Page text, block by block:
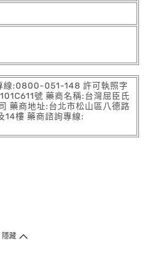
線:0800-051-148 許可執照字
號 藥商名稱:台灣屈臣氏
藥商地址:台北市松山區八德路
14樓 藥商諮詢專線:
隱藏